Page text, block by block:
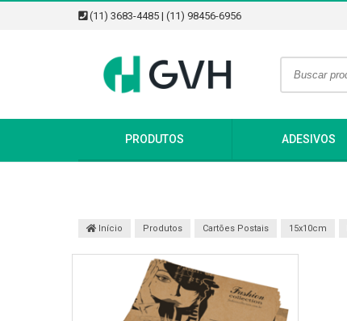
(11) 3683-4485 | (11) 98456-6956
PRODUTOS ADESIVOS
Início Produtos Cartões Postais 15x10cm